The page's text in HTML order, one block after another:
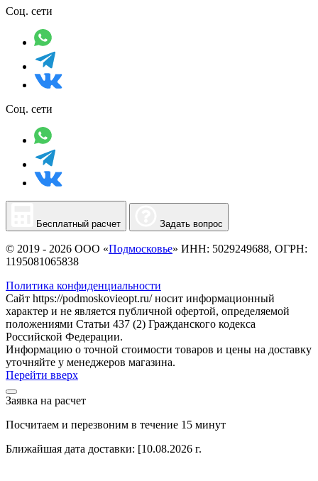
Соц. сети
Соц. сети
Бесплатный расчет Задать вопрос
© 2019 - 2026 ООО «Подмосковье» ИНН: 5029249688, ОГРН:
1195081065838
Политика конфиденциальности
Сайт https://podmoskovieopt.ru/ носит информационный
характер и не является публичной офертой, определяемой
положениями Статьи 437 (2) Гражданского кодекса
Российской Федерации.
Информацию о точной стоимости товаров и цены на доставку
уточняйте у менеджеров магазина.
Перейти вверх
Заявка на расчет
Посчитаем и перезвоним в течение 15 минут
Ближайшая дата доставки: [10.08.2026 г.